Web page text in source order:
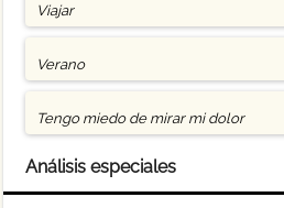
Viajar
Verano
Tengo miedo de mirar mi dolor
Análisis especiales